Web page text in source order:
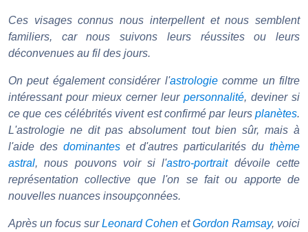
Ces visages connus nous interpellent et nous semblent
familiers, car nous suivons leurs réussites ou leurs
déconvenues au fil des jours.
On peut également considérer l'astrologiecomme un filtre
intéressant pour mieux cerner leur personnalité, deviner si
ce que ces célébrités vivent est confirmé par leurs planètes.
L'astrologie ne dit pas absolument tout bien sûr, mais à
l'aide des dominanteset d'autres particularités duthème
astral, nous pouvons voir si l'astro-portraitdévoile cette
représentation collective que l'on se fait ou apporte de
nouvelles nuances insoupçonnées.
Après un focus surLeonard Cohen etGordon Ramsay, voici